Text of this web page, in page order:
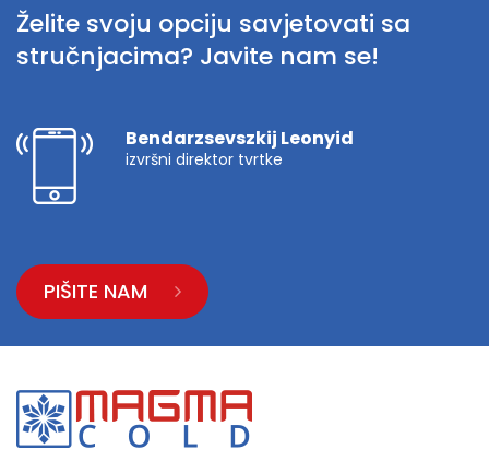
Želite svoju opciju savjetovati sa
stručnjacima? Javite nam se!
Bendarzsevszkij Leonyid
izvršni direktor tvrtke
PIŠITE NAM